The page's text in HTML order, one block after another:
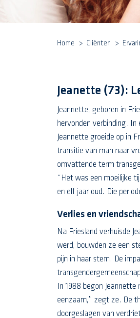
Home Cliënten
Jeanette (73):
Jeannette, geboren in
hervonden verbinding.
Jeannette groeide op in
transitie van man naar
omvattende term
“Het was een moeilijke
en elf jaar oud. Die
Verlies en
Na Friesland verhuisde
werd, bouwden ze een
pijn in haar stem. De
In 1988 begon
eenzaam,” zegt ze. De
doorgeslagen van